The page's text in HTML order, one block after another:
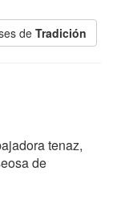
de Tradición
tenaz,
de